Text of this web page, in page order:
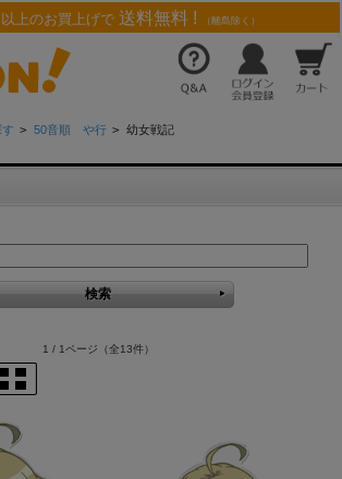
以上のお買上げで 送料無料 ! （離島除く）
> 50音順 や行 > 幼女戦記
1 / 1ページ （全13件）